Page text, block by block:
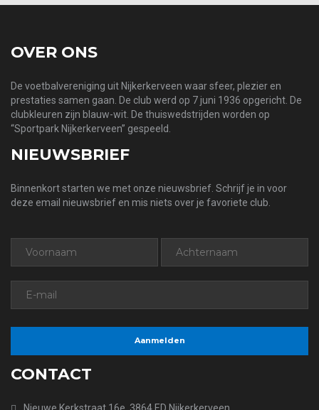
OVER ONS
De voetbalvereniging uit Nijkerkerveen waar sfeer, plezier en
prestaties samen gaan. De club werd op 7 juni 1936 opgericht. De
clubkleuren zijn blauw-wit. De thuiswedstrijden worden op
“Sportpark Nijkerkerveen” gespeeld.
NIEUWSBRIEF
Binnenkort starten we met onze nieuwsbrief. Schrijf je in voor
deze email nieuwsbrief en mis niets over je favoriete club.
CONTACT
Nieuwe Kerkstraat 16e, 3864 ED Nijkerkerveen